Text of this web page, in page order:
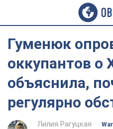
Гуменюк
оккупантов о
объяснила,
регулярно
Лилия Рагуцкая
War